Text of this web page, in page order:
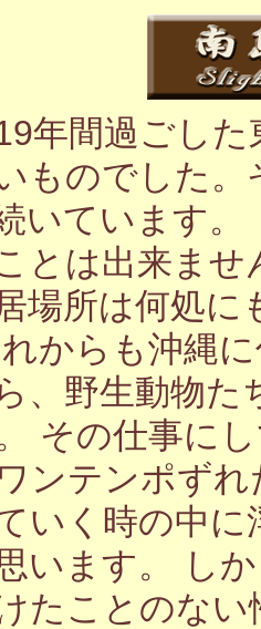
年間過ごし
ものでした
いています
とは出来ま
場所は何処
からも沖縄
、野生動物
その仕事に
ンテンポず
いく時の中
います。 し
たことのな